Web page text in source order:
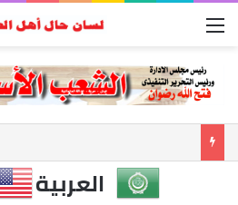
القائمة
العربية